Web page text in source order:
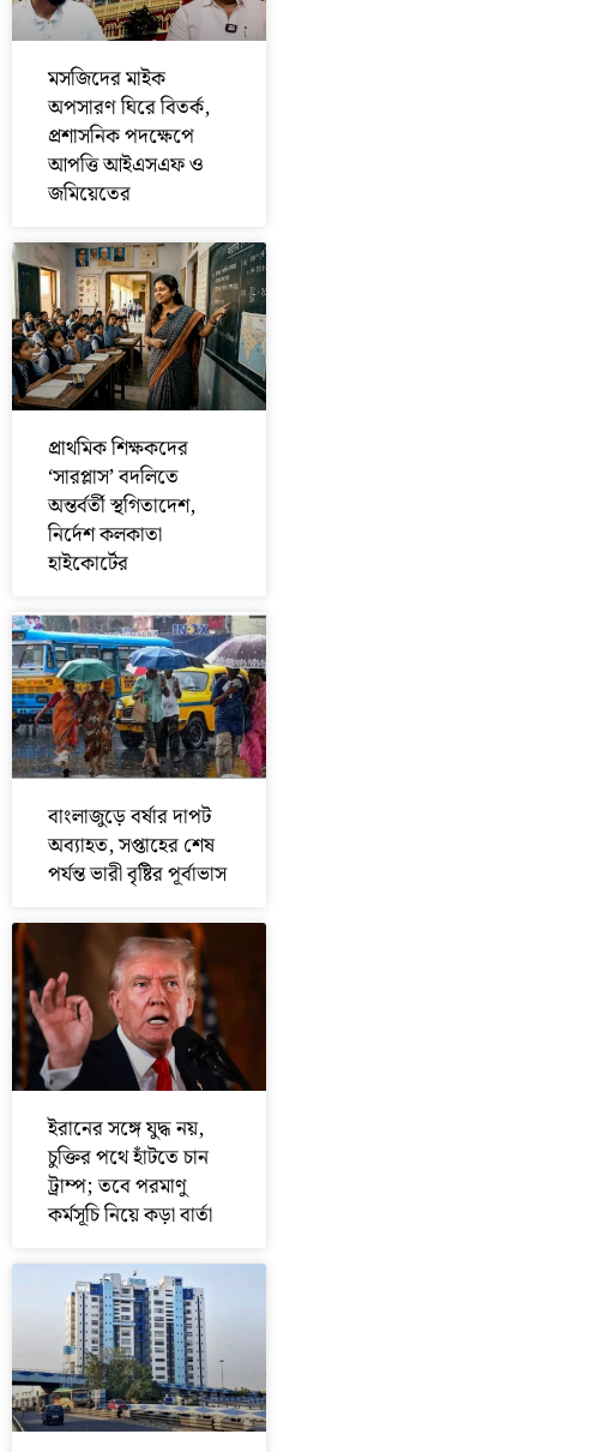
মসজিদের মাইক
অপসারণ ঘিরে বিতর্ক,
প্রশাসনিক পদক্ষেপে
আপত্তি আইএসএফ ও
জমিয়েতের
প্রাথমিক শিক্ষকদের
‘সারপ্লাস’ বদলিতে
অন্তর্বর্তী স্থগিতাদেশ,
নির্দেশ কলকাতা
হাইকোর্টের
বাংলাজুড়ে বর্ষার দাপট
অব্যাহত, সপ্তাহের শেষ
পর্যন্ত ভারী বৃষ্টির পূর্বাভাস
ইরানের সঙ্গে যুদ্ধ নয়,
চুক্তির পথে হাঁটতে চান
ট্রাম্প; তবে পরমাণু
কর্মসূচি নিয়ে কড়া বার্তা